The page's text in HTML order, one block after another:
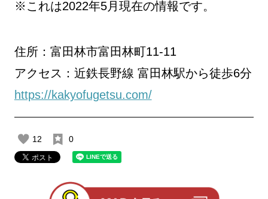
※これは2022年5月現在の情報です。
住所：富田林市富田林町11-11
アクセス：近鉄長野線 富田林駅から徒歩6分
https://kakyofugetsu.com/
12 0